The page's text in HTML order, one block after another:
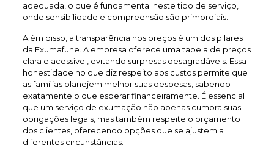
adequada, o que é fundamental neste tipo de serviço,
onde sensibilidade e compreensão são primordiais.
Além disso, a transparência nos preços é um dos pilares
da Exumafune. A empresa oferece uma tabela de preços
clara e acessível, evitando surpresas desagradáveis. Essa
honestidade no que diz respeito aos custos permite que
as famílias planejem melhor suas despesas, sabendo
exatamente o que esperar financeiramente. É essencial
que um serviço de exumação não apenas cumpra suas
obrigações legais, mas também respeite o orçamento
dos clientes, oferecendo opções que se ajustem a
diferentes circunstâncias.